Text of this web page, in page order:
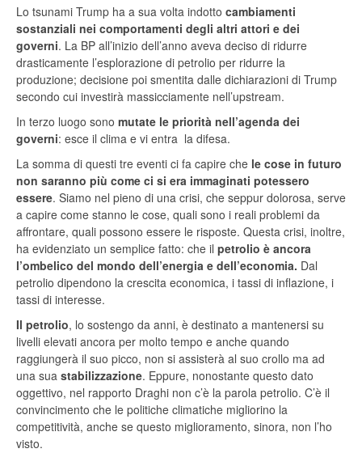
Lo tsunami Trump ha a sua volta indotto cambiamenti
sostanziali nei comportamenti degli altri attori e dei
governi. La BP all’inizio dell’anno aveva deciso di ridurre
drasticamente l’esplorazione di petrolio per ridurre la
produzione; decisione poi smentita dalle dichiarazioni di Trump
secondo cui investirà massicciamente nell’upstream.
In terzo luogo sono mutate le priorità nell’agenda dei
governi: esce il clima e vi entra la difesa.
La somma di questi tre eventi ci fa capire che le cose in futuro
non saranno più come ci si era immaginati potessero
essere. Siamo nel pieno di una crisi, che seppur dolorosa, serve
a capire come stanno le cose, quali sono i reali problemi da
affrontare, quali possono essere le risposte. Questa crisi, inoltre,
ha evidenziato un semplice fatto: che il petrolio è ancora
l’ombelico del mondo dell’energia e dell’economia. Dal
petrolio dipendono la crescita economica, i tassi di inflazione, i
tassi di interesse.
Il petrolio, lo sostengo da anni, è destinato a mantenersi su
livelli elevati ancora per molto tempo e anche quando
raggiungerà il suo picco, non si assisterà al suo crollo ma ad
una sua stabilizzazione. Eppure, nonostante questo dato
oggettivo, nel rapporto Draghi non c’è la parola petrolio. C’è il
convincimento che le politiche climatiche migliorino la
competitività, anche se questo miglioramento, sinora, non l’ho
visto.